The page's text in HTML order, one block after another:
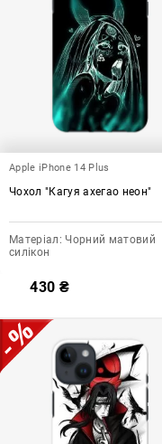
Apple iPhone 14 Plus
Чохол "Кагуя ахегао неон"
Матеріал: Чорний матовий
силікон
430 ₴